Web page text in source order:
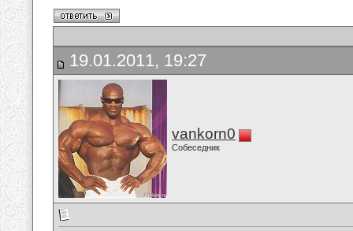
19.01.2011, 19:27
vankorn0
Собеседник